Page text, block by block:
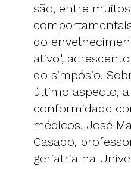
são, entre
do
ativo",
do simpósio.
último aspecto,
conformidade
médicos, José
Casado,
geriatria na